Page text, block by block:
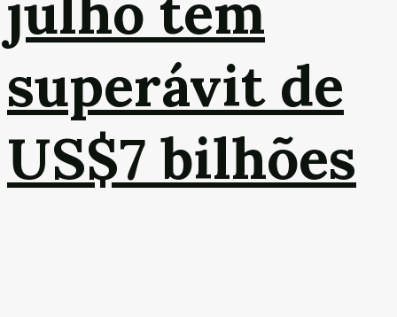
superávit de
US$7 bilhões